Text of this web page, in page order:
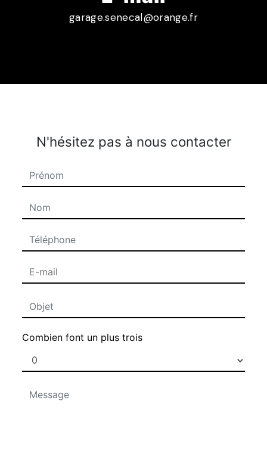
garage.senecal@orange.fr
N'hésitez pas à nous contacter
Combien font un plus trois